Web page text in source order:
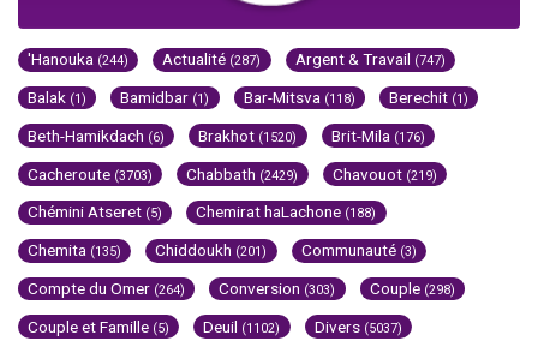
'Hanouka (244) Actualité (287) Argent & Travail (747)
Balak (1) Bamidbar (1) Bar-Mitsva (118) Berechit (1)
Beth-Hamikdach (6) Brakhot (1520) Brit-Mila (176)
Cacheroute (3703) Chabbath (2429) Chavouot (219)
Chémini Atseret (5) Chemirat haLachone (188)
Chemita (135) Chiddoukh (201) Communauté (3)
Compte du Omer (264) Conversion (303) Couple (298)
Couple et Famille (5) Deuil (1102) Divers (5037)